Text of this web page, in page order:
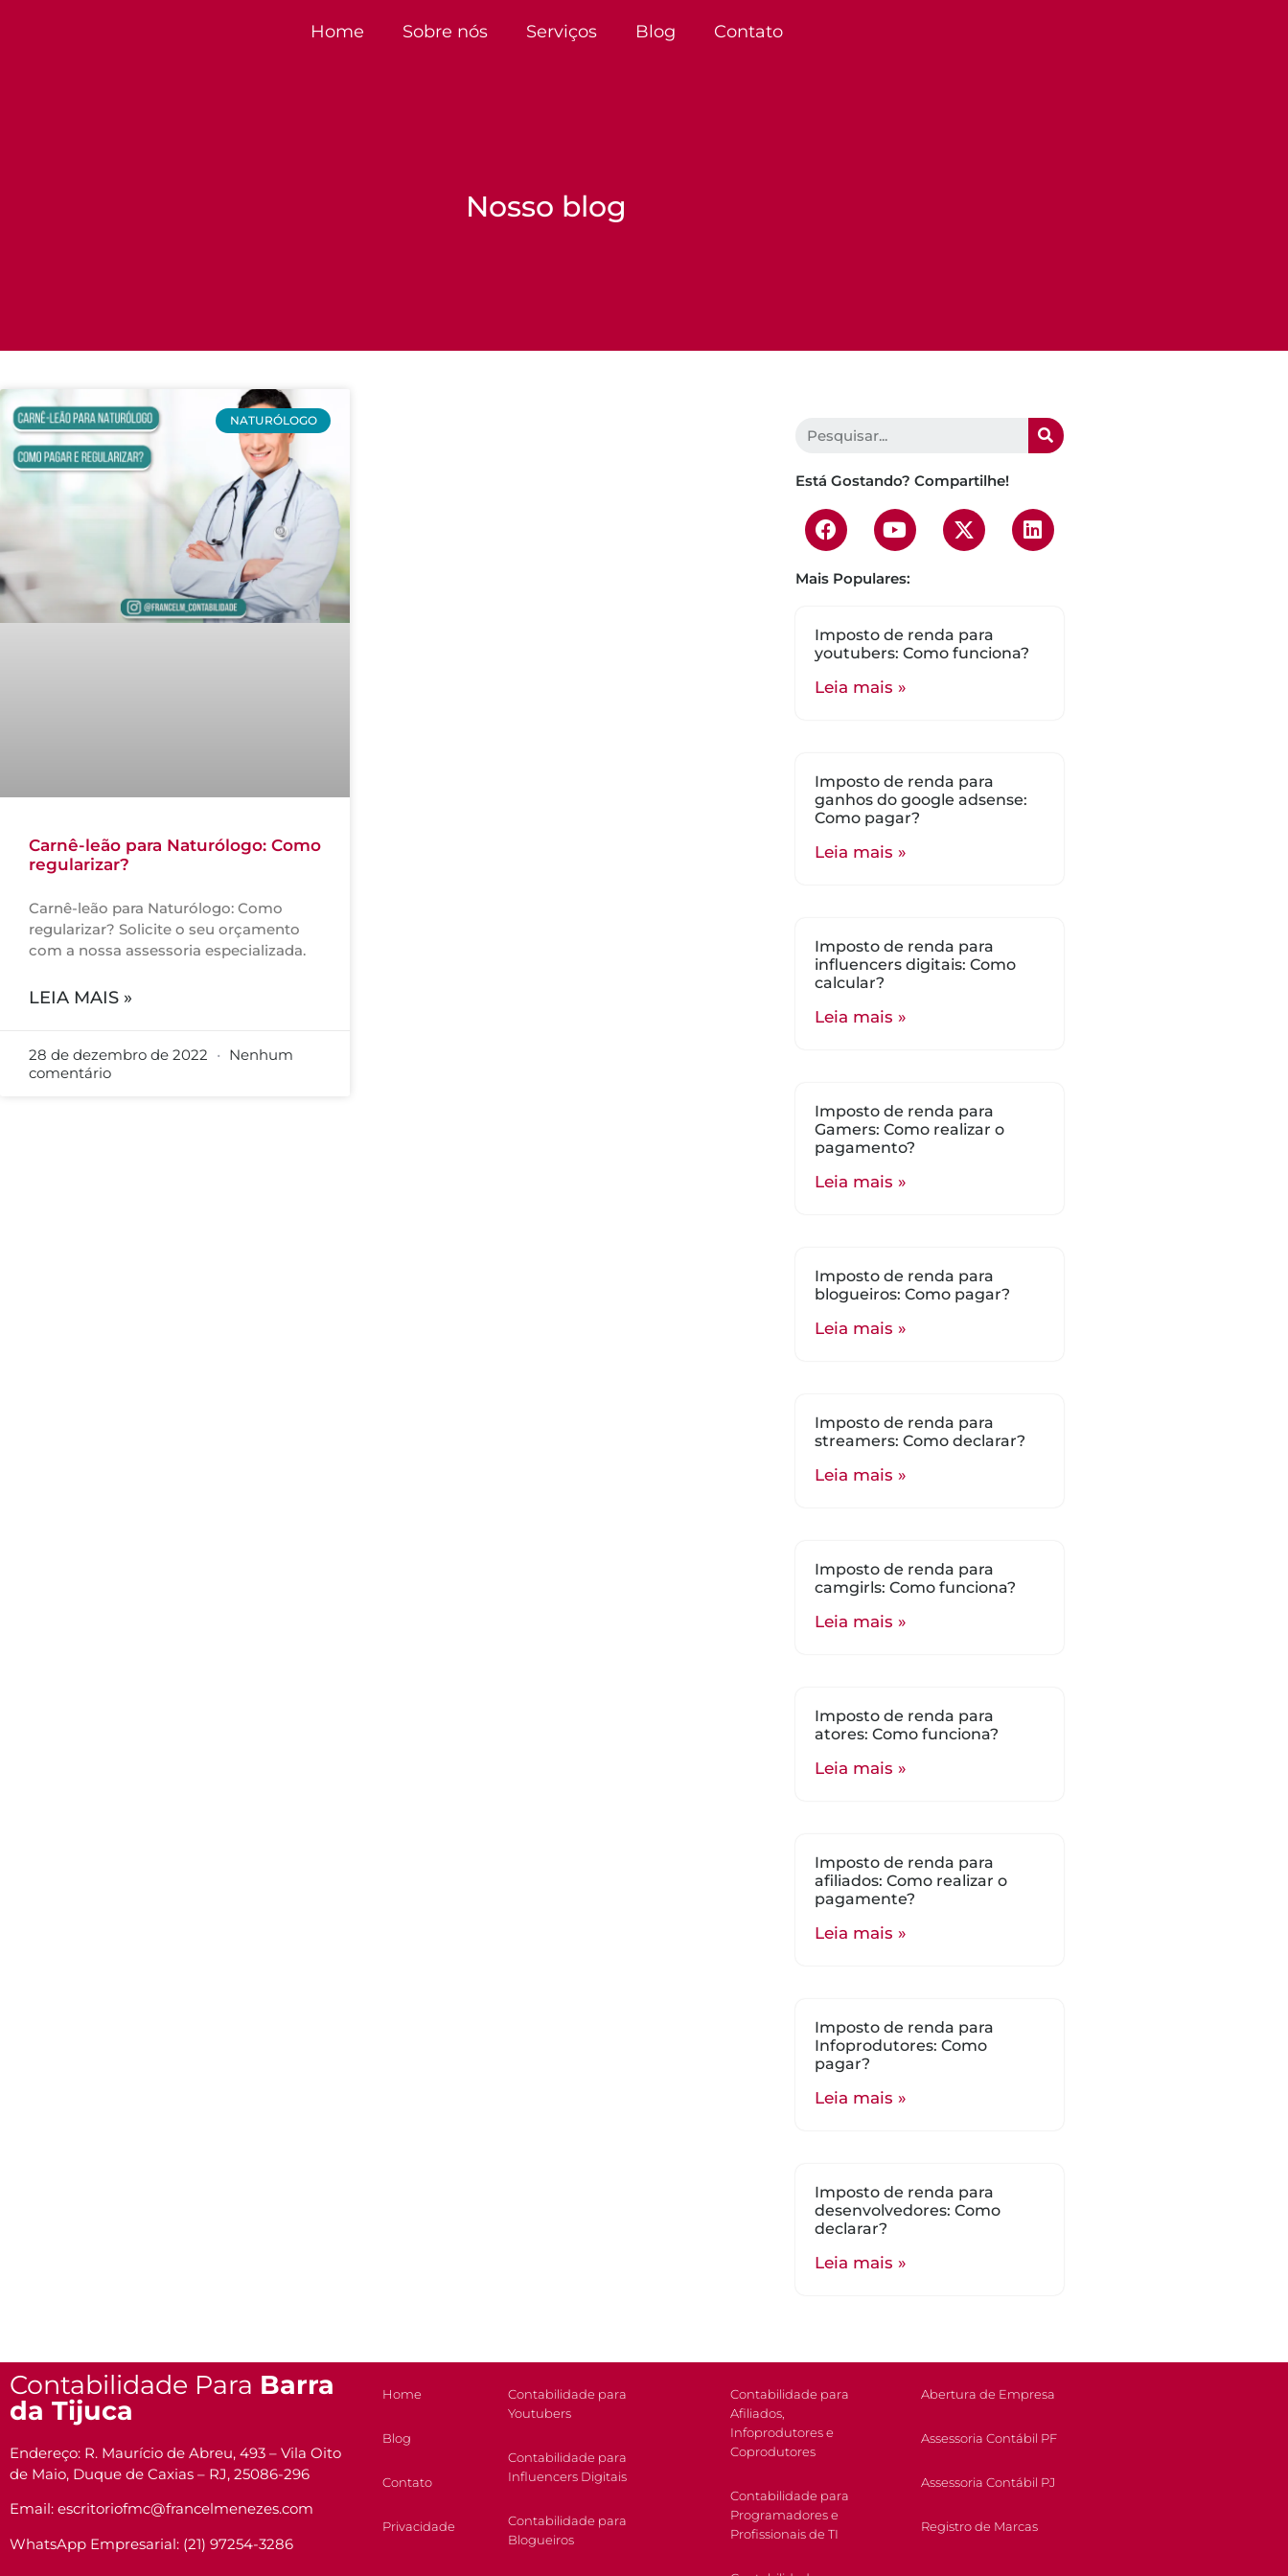
Home Sobre nós Serviços Blog Contato
Nosso blog
NATURÓLOGO
Carnê-leão para Naturólogo: Como
regularizar?
Carnê-leão para Naturólogo: Como
regularizar? Solicite o seu orçamento
com a nossa assessoria especializada.
LEIA MAIS »
28 de dezembro de 2022
Nenhum
comentário
Está Gostando? Compartilhe!
Mais Populares:
Imposto de renda para
youtubers: Como funciona?
Leia mais »
Imposto de renda para
ganhos do google adsense:
Como pagar?
Leia mais »
Imposto de renda para
influencers digitais: Como
calcular?
Leia mais »
Imposto de renda para
Gamers: Como realizar o
pagamento?
Leia mais »
Imposto de renda para
blogueiros: Como pagar?
Leia mais »
Imposto de renda para
streamers: Como declarar?
Leia mais »
Imposto de renda para
camgirls: Como funciona?
Leia mais »
Imposto de renda para
atores: Como funciona?
Leia mais »
Imposto de renda para
afiliados: Como realizar o
pagamente?
Leia mais »
Imposto de renda para
Infoprodutores: Como
pagar?
Leia mais »
Imposto de renda para
desenvolvedores: Como
declarar?
Leia mais »
Contabilidade Para Barra
da Tijuca
Endereço: R. Maurício de Abreu, 493 – Vila Oito
de Maio, Duque de Caxias – RJ, 25086-296
Email: escritoriofmc@francelmenezes.com
WhatsApp Empresarial: (21) 97254-3286
Home
Blog
Contato
Privacidade
Contabilidade para
Youtubers
Contabilidade para
Influencers Digitais
Contabilidade para
Blogueiros
Contabilidade para
Afiliados,
Infoprodutores e
Coprodutores
Contabilidade para
Programadores e
Profissionais de TI
Abertura de Empresa
Assessoria Contábil PF
Assessoria Contábil PJ
Registro de Marcas